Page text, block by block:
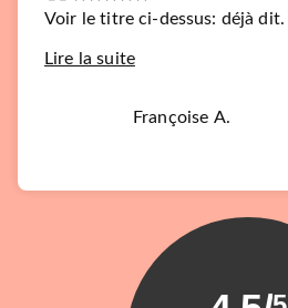
Voir le titre ci-dessus: déjà dit.
Lire la suite
Françoise A.